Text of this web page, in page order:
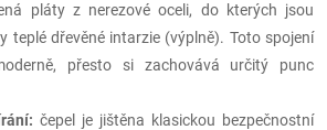
pláty z nerezové oceli, do kterých jsou
teplé dřevěné intarzie (výplně). Toto spojení
přesto si zachovává určitý punc
čepel je jištěna klasickou bezpečnostní